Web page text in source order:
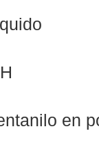
en